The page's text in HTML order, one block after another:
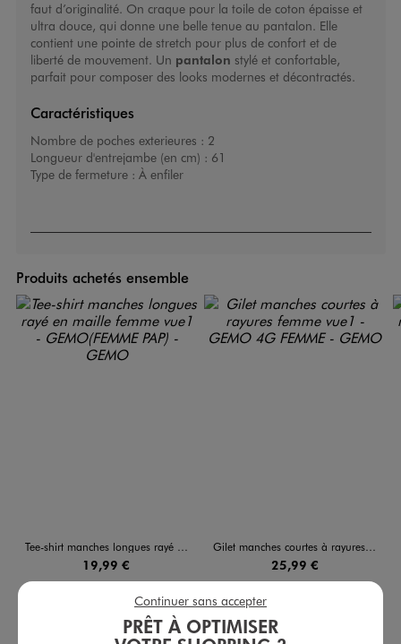
faut d’originalité. On craque pour la toile de coton épaisse et
ultra douce, qui donne une belle tenue au pantalon. Elle
contient une pointe de stretch pour plus de confort et de
liberté de mouvement. Un pantalon stylé et confortable,
parfait pour composer des looks modernes et décontractés.
Caractéristiques
Nombre de poches exterieures : 2
Longueur d'entrejambe (en cm) : 61
Type de fermeture : À enfiler
Produits achetés ensemble
Tee-shirt manches longues rayé en maille femme
19,99 €
4.5/5 de moyenne
(13 avis)
Gilet manches courtes à rayures femme
25,99 €
PRÊT À OPTIMISER
Continuer sans accepter